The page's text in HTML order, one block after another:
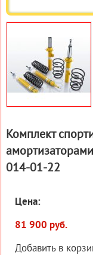
Комплект
014-01-22
Цена:
81 900 руб.
Добавить в